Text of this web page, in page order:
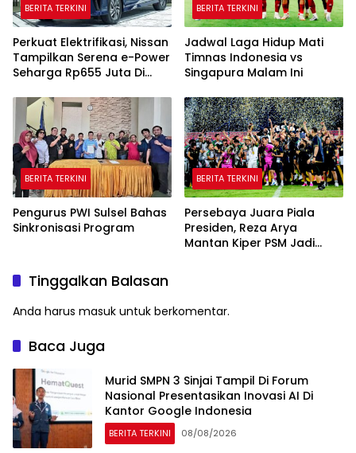
BERITA TERKINI
Perkuat Elektrifikasi, Nissan
Tampilkan Serena e-Power
Seharga Rp655 Juta Di
BERITA TERKINI
Jadwal Laga Hidup Mati
Timnas Indonesia vs
Singapura Malam Ini
BERITA TERKINI
Pengurus PWI Sulsel Bahas
Sinkronisasi Program
BERITA TERKINI
Persebaya Juara Piala
Presiden, Reza Arya
Mantan Kiper PSM Jadi
Tinggalkan Balasan
Anda harus masuk untuk berkomentar.
Baca Juga
Murid SMPN 3 Sinjai Tampil Di Forum
Nasional Presentasikan Inovasi AI Di
Kantor Google Indonesia
BERITA TERKINI 08/08/2026